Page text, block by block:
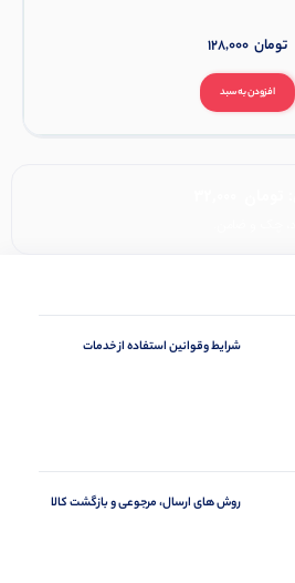
افزودن به سبد
128,000 تومان
شرایط وقوانین استفاده از خدمات
روش های ارسال، مرجوعی و بازگشت کالا